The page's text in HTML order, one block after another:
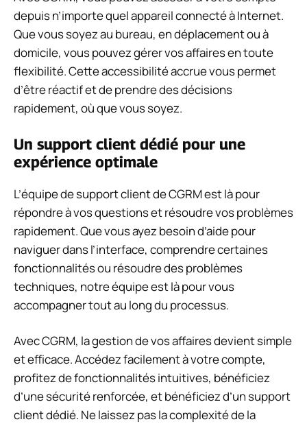
depuis n’importe quel appareil connecté à Internet.
Que vous soyez au bureau, en déplacement ou à
domicile, vous pouvez gérer vos affaires en toute
flexibilité. Cette accessibilité accrue vous permet
d’être réactif et de prendre des décisions
rapidement, où que vous soyez.
Un support client dédié pour une
expérience optimale
L’équipe de support client de CGRM est là pour
répondre à vos questions et résoudre vos problèmes
rapidement. Que vous ayez besoin d’aide pour
naviguer dans l’interface, comprendre certaines
fonctionnalités ou résoudre des problèmes
techniques, notre équipe est là pour vous
accompagner tout au long du processus.
Avec CGRM, la gestion de vos affaires devient simple
et efficace. Accédez facilement à votre compte,
profitez de fonctionnalités intuitives, bénéficiez
d’une sécurité renforcée, et bénéficiez d’un support
client dédié. Ne laissez pas la complexité de la